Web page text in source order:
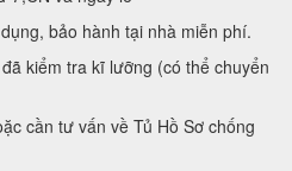
bảo hành tại nhà miễn phí.
kiểm tra kĩ lưỡng (có thể chuyển
cần tư vấn về Tủ Hồ Sơ chống